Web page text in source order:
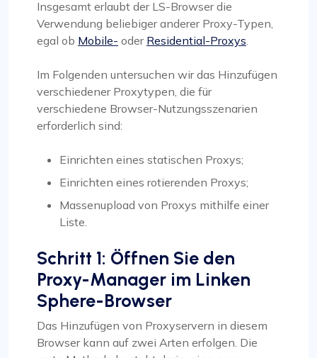
Insgesamt erlaubt der LS-Browser die
Verwendung beliebiger anderer Proxy-Typen,
egal ob Mobile- oder Residential-Proxys.
Im Folgenden untersuchen wir das Hinzufügen
verschiedener Proxytypen, die für
verschiedene Browser-Nutzungsszenarien
erforderlich sind:
Einrichten eines statischen Proxys;
Einrichten eines rotierenden Proxys;
Massenupload von Proxys mithilfe einer
Liste.
Schritt 1: Öffnen Sie den
Proxy-Manager im Linken
Sphere-Browser
Das Hinzufügen von Proxyservern in diesem
Browser kann auf zwei Arten erfolgen. Die